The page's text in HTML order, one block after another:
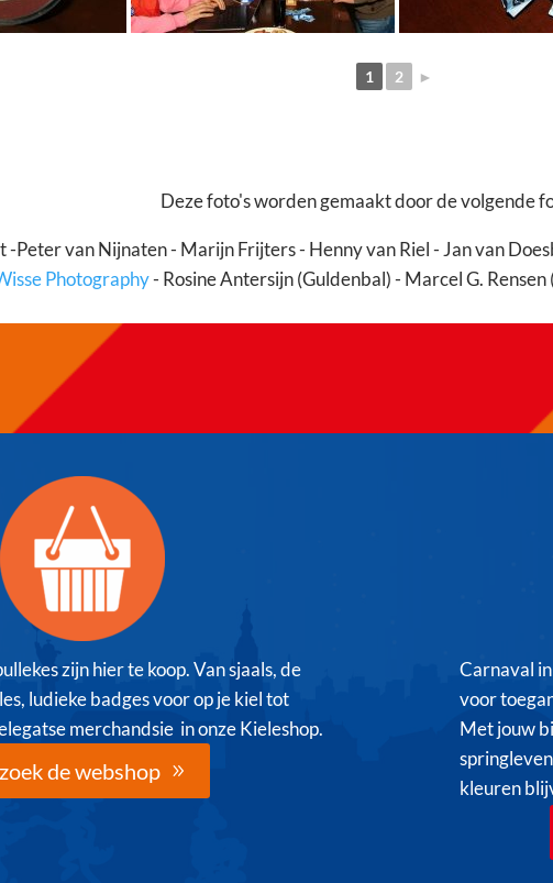
1 2 ►
Deze foto's worden gemaakt door de volgende
-Peter van Nijnaten - Marijn Frijters - Henny van Riel - Jan van
Photography- Rosine Antersijn (Guldenbal) - Marcel G.
zijn hier te koop. Van sjaals, de
ludieke badges voor op je kiel tot
merchandsie in onze Kieleshop.
de webshop
Carnaval
voor
Met jouw
kleuren